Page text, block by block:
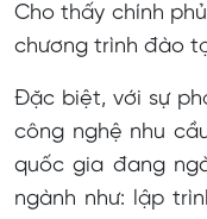
Cho thấy chính
chương trình đào
Đặc biệt, với sự
công nghệ nhu
quốc gia đang
ngành như: lập